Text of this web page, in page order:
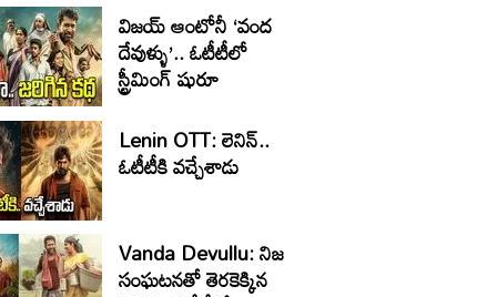
విజయ్ ఆంటోనీ ‘వంద
దేవుళ్ళు’.. ఓటీటీలో
స్ట్రీమింగ్ షురూ
Lenin OTT: లెనిన్..
ఓటీటీకి వ‌చ్చేశాడు
Vanda Devullu: నిజ
సంఘటనతో తెరకెక్కిన